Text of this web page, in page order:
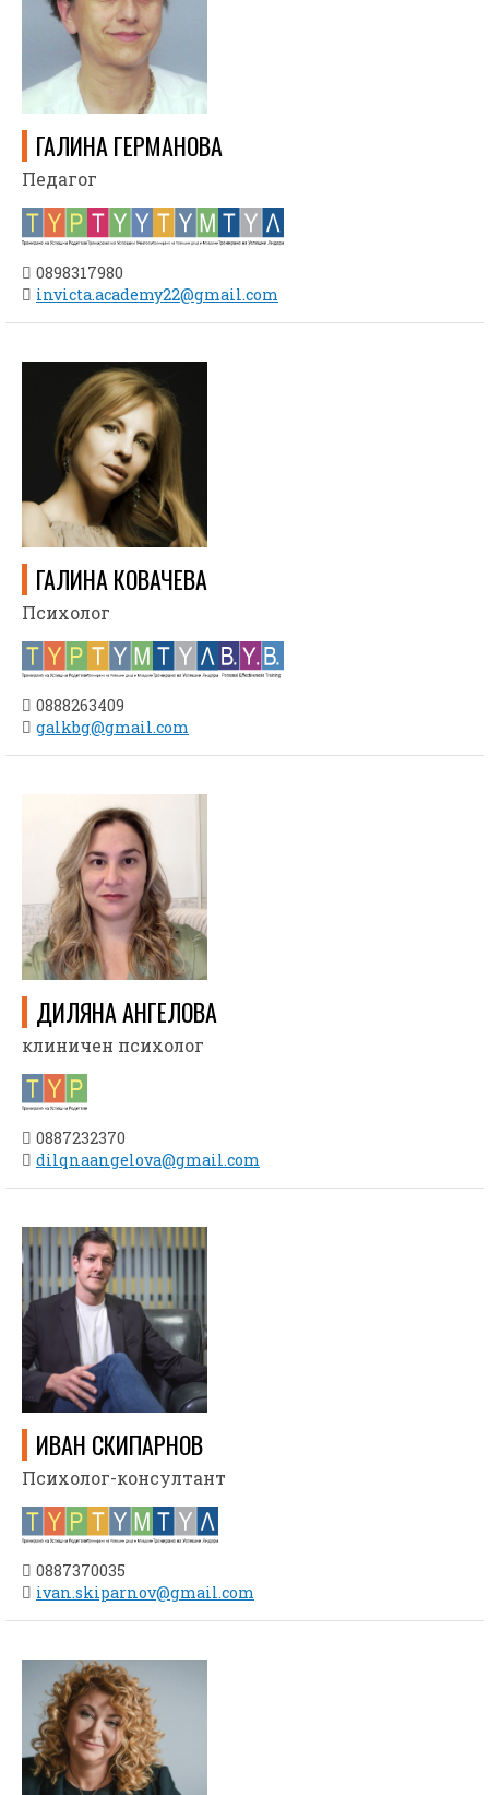
ГАЛИНА ГЕРМАНОВА
Педагог
0898317980
invicta.academy22@gmail.com
ГАЛИНА КОВАЧЕВА
Психолог
0888263409
galkbg@gmail.com
ДИЛЯНА АНГЕЛОВА
клиничен психолог
0887232370
dilqnaangelova@gmail.com
ИВАН СКИПАРНОВ
Психолог-консултант
0887370035
ivan.skiparnov@gmail.com